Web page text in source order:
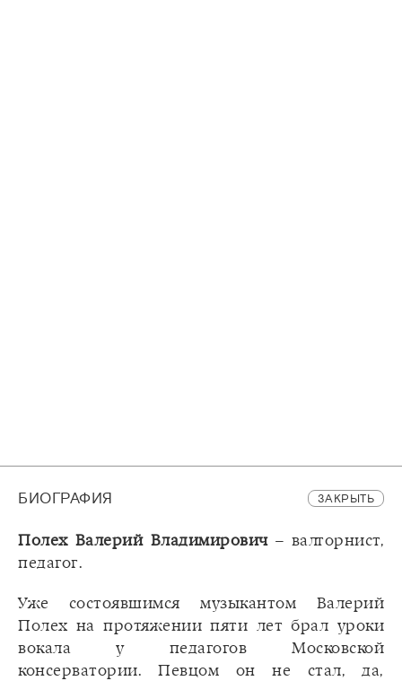
БИОГРАФИЯ ЗАКРЫТЬ
Полех Валерий Владимирович– валторнист,
педагог.
Уже состоявшимся музыкантом Валерий
Полех на протяжении пяти лет брал уроки
вокала у педагогов Московской
консерватории. Певцом он не стал, да,